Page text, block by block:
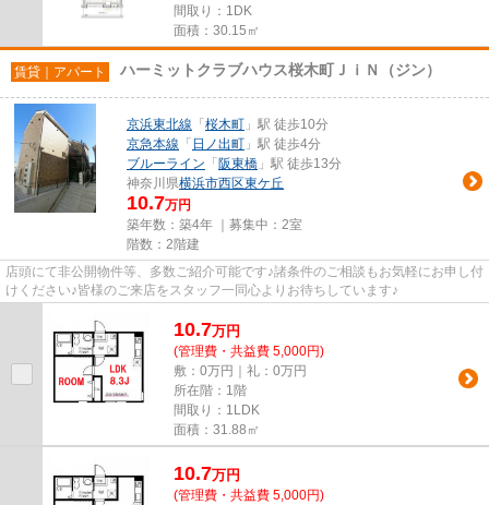
間取り：1DK
面積：30.15㎡
賃貸｜アパート ハーミットクラブハウス桜木町ＪｉＮ（ジン）
京浜東北線 「 桜木町 」駅 徒歩10分
京急本線 「 日ノ出町 」駅 徒歩4分
ブルーライン 「 阪東橋 」駅 徒歩13分
神奈川県横浜市西区東ケ丘
10.7万円
築年数：築4年 ｜募集中： 2室
階数：2階建
店頭にて非公開物件等、多数ご紹介可能です♪諸条件のご相談もお気軽にお申し付
けください♪皆様のご来店をスタッフ一同心よりお待ちしています♪
10.7万円
(管理費・共益費 5,000円)
敷：0万円｜礼：0万円
所在階：1階
間取り：1LDK
面積：31.88㎡
10.7万円
(管理費・共益費 5,000円)